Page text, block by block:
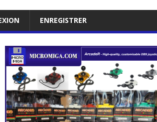
ENREGISTRER